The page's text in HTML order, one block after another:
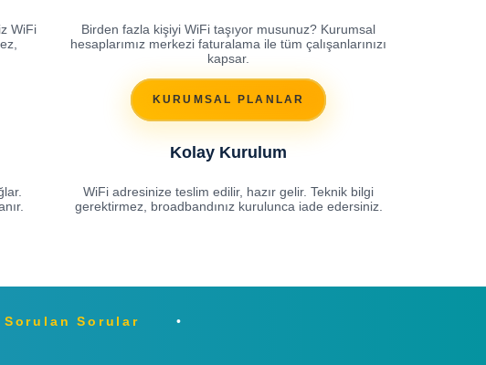
WiFi
Birden fazla kişiyi WiFi taşıyor musunuz? Kurumsal
hesaplarımız merkezi faturalama ile tüm çalışanlarınızı
kapsar.
KURUMSAL PLANLAR
Kolay Kurulum
WiFi adresinize teslim edilir, hazır gelir. Teknik bilgi
gerektirmez, broadbandınız kurulunca iade edersiniz.
Sorulan Sorular